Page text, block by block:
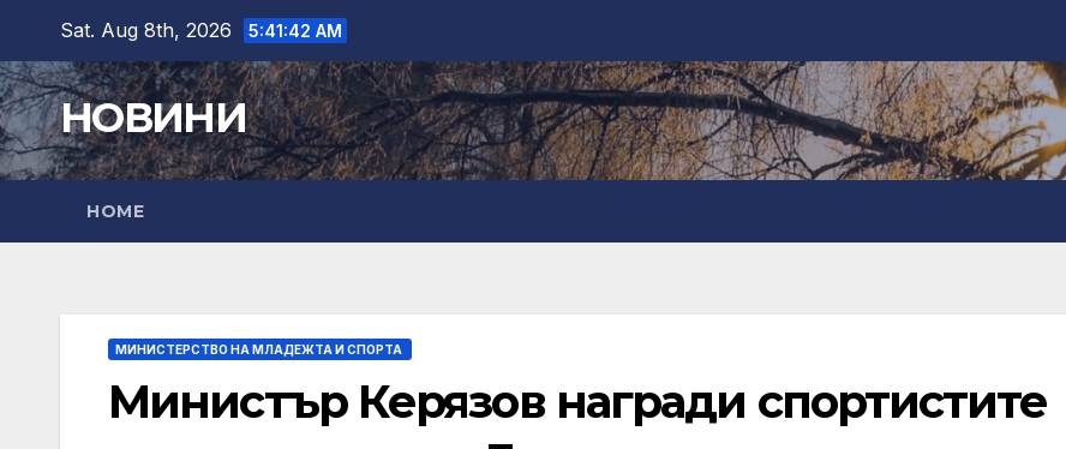
content
Sat. Aug 8th, 2026 5:41:43 AM
НОВИНИ
HOME
МИНИСТЕРСТВО НА МЛАДЕЖТА И СПОРТА
Министър Керязов награди спортистите